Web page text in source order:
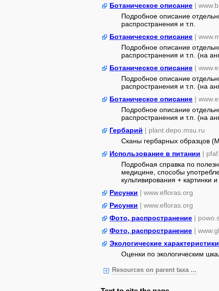
Ботаническое описание |
Подробное описание
распространения и т.п.
Ботаническое описание |
Подробное описание
распространения и т.п. (на
Ботаническое описание |
Подробное описание
распространения и т.п. (на
Ботаническое описание |
Подробное описание
распространения и т.п. (на
Гербарий | plant.depo.msu.ru
Сканы гербарных образцов
Использование в питании |
Подробная справка по
медицине, способы
культивирования + картинки
Рисунки | www.efloras.org
Рисунки | www.efloras.org
Фото, распространение |
Фото, распространение |
Экологические характеристики
Оценки по экологическим
Resources on parent taxa ...